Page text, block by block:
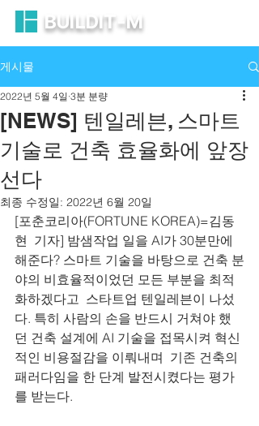
BUILDIT-M
게시물
[NEWS] 텐일레븐, 스마트
기술로 건축 효율화에 앞장
선다
2022년 5월 4일 3분 분량
최종 수정일: 2022년 6월 20일
[포춘코리아(FORTUNE KOREA)=김동
현  기자] 밤샘작업 일을 AI가 30분만에
해준다? 스마트 기술을 바탕으로 건축 분
야의 비효율적이었던 모든 부분을 최적
화하겠다고  스타트업 텐일레븐이 나섰
다. 특히 사람의 손을 반드시 거쳐야 했
던 건축 설계에 AI 기술을 접목시켜 혁신
적인 비용절감을 이뤄내며  기존 건축의
패러다임을 한 단계 발전시켰다는 평가
를 받는다.